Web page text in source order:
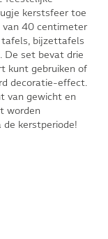
kerstsfeer toe
40 centimeter
tafels, bijzettafels
De set bevat drie
kunt gebruiken of
decoratie-effect.
van gewicht en
worden
de kerstperiode!